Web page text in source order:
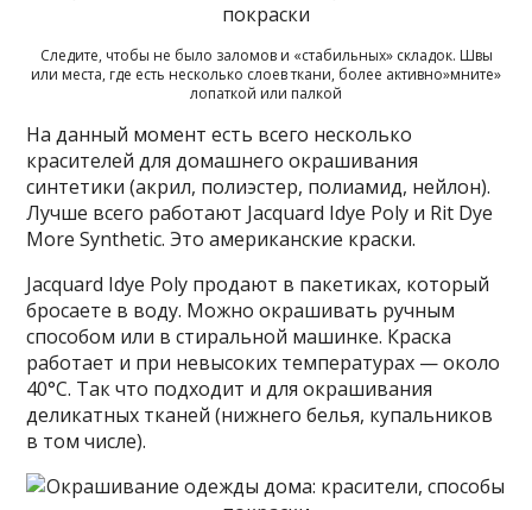
Следите, чтобы не было заломов и «стабильных» складок. Швы
или места, где есть несколько слоев ткани, более активно»мните»
лопаткой или палкой
На данный момент есть всего несколько
красителей для домашнего окрашивания
синтетики (акрил, полиэстер, полиамид, нейлон).
Лучше всего работают Jacquard Idye Poly и Rit Dye
More Synthetic. Это американские краски.
Jacquard Idye Poly продают в пакетиках, который
бросаете в воду. Можно окрашивать ручным
способом или в стиральной машинке. Краска
работает и при невысоких температурах — около
40°C. Так что подходит и для окрашивания
деликатных тканей (нижнего белья, купальников
в том числе).